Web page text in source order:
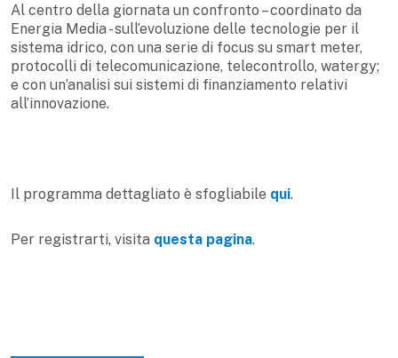
Al centro della giornata un confronto – coordinato da
Energia Media - sull’evoluzione delle tecnologie per il
sistema idrico, con una serie di focus su smart meter,
protocolli di telecomunicazione, telecontrollo, watergy;
e con un’analisi sui sistemi di finanziamento relativi
all’innovazione.
Il programma dettagliato è sfogliabile qui.
Per registrarti, visita questa pagina.